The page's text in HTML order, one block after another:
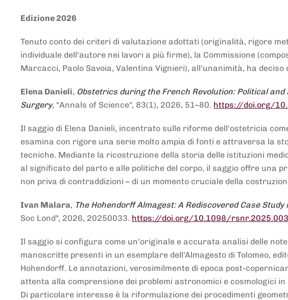
Edizione 2026
Tenuto conto dei criteri di valutazione adottati (originalità, rigore
individuale dell'autore nei lavori a più firme), la Commissione
Marcacci, Paolo Savoia, Valentina Vignieri), all'unanimità, ha
Elena Danieli, Obstetrics during the French Revolution: Political
Surgery, "Annals of Science", 83(1), 2026, 51–80. https://doi.org/
Il saggio di Elena Danieli, incentrato sulle riforme dell'ostetricia
esamina con rigore una serie molto ampia di fonti e attraversa la
tecniche. Mediante la ricostruzione della storia delle istituzioni
al significato del parto e alle politiche del corpo, il saggio offre una
non priva di contraddizioni – di un momento cruciale della
Ivan Malara, The Hohendorff Almagest: A Rediscovered Case
Soc Lond", 2026, 20250033. https://doi.org/10.1098/
Il saggio si configura come un'originale e accurata analisi delle
manoscritte presenti in un esemplare dell'Almagesto di Tolomeo,
Hohendorff. Le annotazioni, verosimilmente di epoca post-
attenta alla comprensione dei problemi astronomici e cosmologici
Di particolare interesse è la riformulazione dei procedimenti